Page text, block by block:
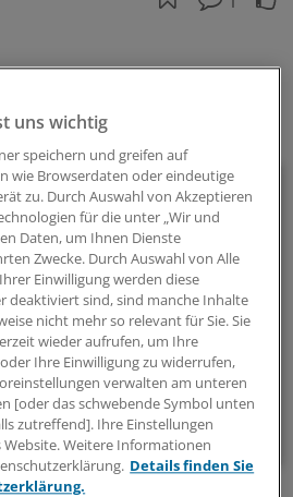
Thema
blicken Sie hinter das tägliche
Mit Analysen,
Blick auf Themen, die die Agenda
bestimmen.
donnerstags
bitte anmelden
uns wichtig
speichern und greifen auf
wie Browserdaten oder eindeutige
zu. Durch Auswahl von Akzeptieren
für die unter „Wir und
Daten, um Ihnen Dienste
Zwecke. Durch Auswahl von Alle
Einwilligung werden diese
deaktiviert sind, sind manche Inhalte
nicht mehr so relevant für Sie. Sie
wieder aufrufen, um Ihre
Ihre Einwilligung zu widerrufen,
verwalten am unteren
[oder das schwebende Symbol unten
zutreffend]. Ihre Einstellungen
Weitere Informationen
Details finden Sie